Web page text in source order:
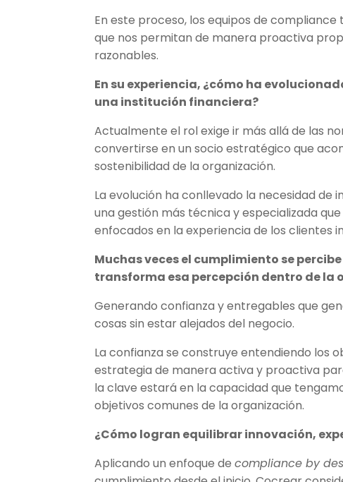
En este proceso, los equipos de
que nos permitan de manera proactiva
razonables.
En su experiencia, ¿cómo ha
una institución financiera?
Actualmente el rol exige ir más allá de las
convertirse en un socio estratégico que
sostenibilidad de la organización.
La evolución ha conllevado la necesidad de
una gestión más técnica y especializada
enfocados en la experiencia de los clientes
Muchas veces el cumplimiento se
transforma esa percepción dentro de la
Generando confianza y entregables que
cosas sin estar alejados del negocio.
La confianza se construye entendiendo los
estrategia de manera activa y proactiva
la clave estará en la capacidad que
objetivos comunes de la organización.
¿Cómo logran equilibrar innovación,
Aplicando un enfoque decompliance by